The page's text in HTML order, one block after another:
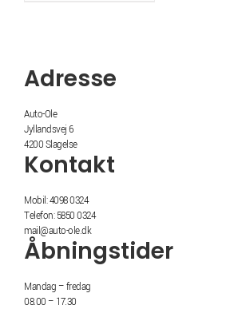
Adresse
Auto-Ole
Jyllandsvej 6
4200 Slagelse
Kontakt
Mobil: 4098 0324
Telefon: 5850 0324
mail@auto-ole.dk
Åbningstider
Mandag – fredag
08.00 – 17.30